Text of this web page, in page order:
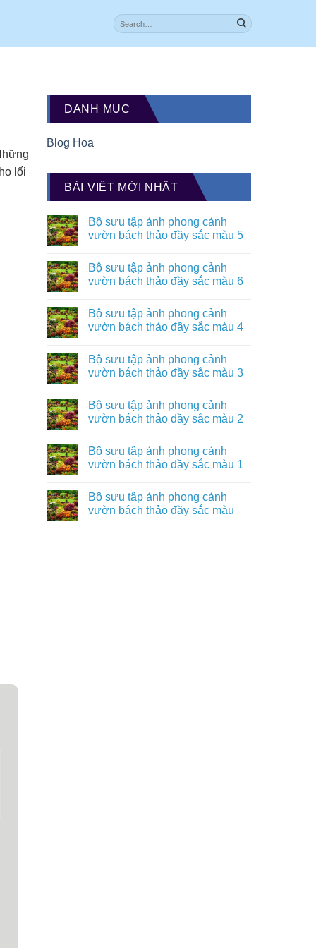
lối
DANH MỤC
Blog Hoa
BÀI VIẾT MỚI NHẤT
Bộ sưu tập ảnh phong cảnh
vườn bách thảo đầy sắc màu 5
Bộ sưu tập ảnh phong cảnh
vườn bách thảo đầy sắc màu 6
Bộ sưu tập ảnh phong cảnh
vườn bách thảo đầy sắc màu 4
Bộ sưu tập ảnh phong cảnh
vườn bách thảo đầy sắc màu 3
Bộ sưu tập ảnh phong cảnh
vườn bách thảo đầy sắc màu 2
Bộ sưu tập ảnh phong cảnh
vườn bách thảo đầy sắc màu 1
Bộ sưu tập ảnh phong cảnh
vườn bách thảo đầy sắc màu